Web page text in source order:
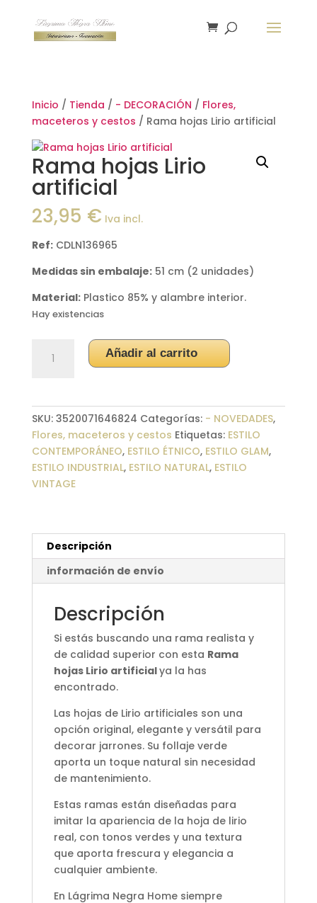
Inicio / Tienda / - DECORACIÓN / Flores,
maceteros y cestos / Rama hojas Lirio artificial
Rama hojas Lirio
artificial
23,95 € Iva incl.
Ref:CDLN136965
Medidas sin embalaje:51 cm (2 unidades)
Material:Plastico 85% y alambre interior.
Hay existencias
hojas
cantidad
Añadir al carrito
SKU: 3520071646824 Categorías: - NOVEDADES,
Flores, maceteros y cestos Etiquetas: ESTILO
CONTEMPORÁNEO, ESTILO ÉTNICO, ESTILO GLAM,
ESTILO INDUSTRIAL, ESTILO NATURAL, ESTILO
VINTAGE
Descripción
información de envío
Descripción
Si estás buscando una rama realista y
de calidad superior con esta Rama
hojas Lirio artificialya la has
encontrado.
Las hojas de Lirio artificiales son una
opción original, elegante y versátil para
decorar jarrones. Su follaje verde
aporta un toque natural sin necesidad
de mantenimiento.
Estas ramas están diseñadas para
imitar la apariencia de la hoja de lirio
real, con tonos verdes y una textura
que aporta frescura y elegancia a
cualquier ambiente.
En Lágrima Negra Home siempre